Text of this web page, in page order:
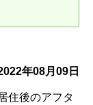
年08月09日
住後のアフタ